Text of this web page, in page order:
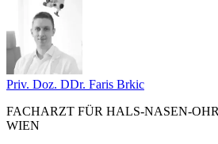
Priv. Doz. DDr. Faris Brkic
FACHARZT FÜR HALS-NASEN-
WIEN